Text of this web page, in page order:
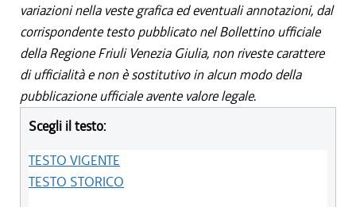
variazioni nella veste grafica ed eventuali annotazioni, dal
corrispondente testo pubblicato nel Bollettino ufficiale
della Regione Friuli Venezia Giulia, non riveste carattere
di ufficialità e non è sostitutivo in alcun modo della
pubblicazione ufficiale avente valore legale.
Scegli il testo:
TESTO VIGENTE
TESTO STORICO